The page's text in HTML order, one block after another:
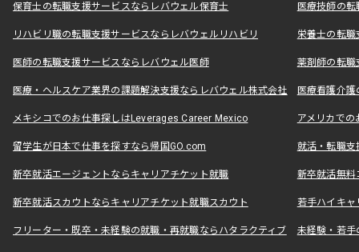
保育士の転職支援サービスならレバウェル保育士 医療技師の
リハビリ職の転職支援サービスならレバウェルリハビリ 栄養士の転
医師の転職支援サービスならレバウェル医師 薬剤師の転
医療・ヘルスケア業界の課題解決支援ならレバウェル株式会社 医療看護介
メキシコでのお仕事探しはLeverages Career Mexico アメリカで
留学生が日本で仕事を探すなら帰国GO.com 就活・転職
新卒就活エージェントならキャリアチケット就職 新卒就活無料
新卒就活スカウトならキャリアチケット就職スカウト 若手ハイキ
フリーター・既卒・未経験の就職・再就職ならハタラクティブ 未経験・若手